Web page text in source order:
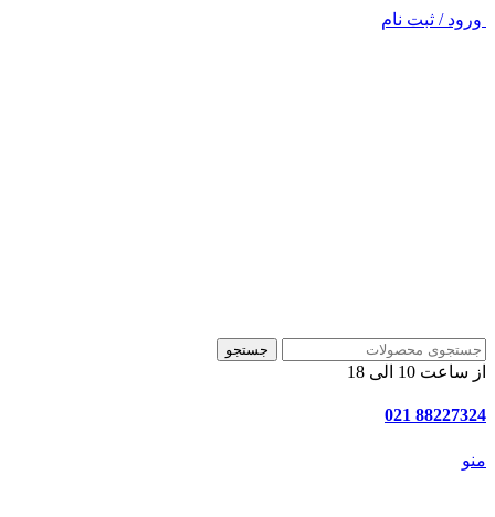
ورود / ثبت نام
جستجو
از ساعت 10 الی 18
88227324 021
منو